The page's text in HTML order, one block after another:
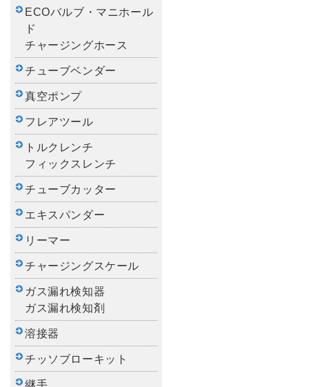
ECOバルブ・マニホール
ド
チャージングホース
チューブベンダー
真空ポンプ
フレアツール
トルクレンチ
フィックスレンチ
チューブカッター
エキスパンダー
リーマー
チャージングスケール
ガス漏れ検知器
ガス漏れ検知剤
溶接器
チッソブローキット